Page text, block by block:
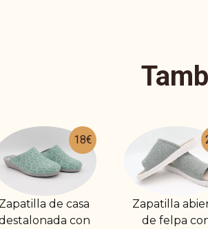
27€
Zapatilla abierta
de felpa con
Zapatilla de
de